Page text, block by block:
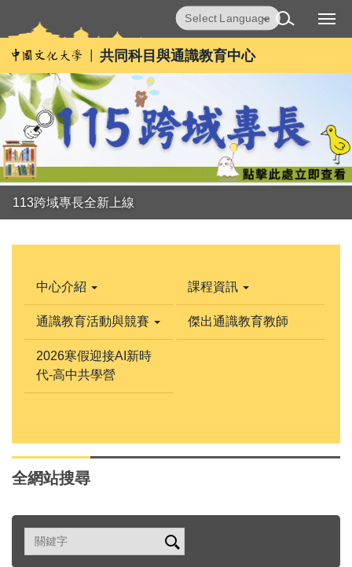
到
主
內
容
共同科目與通識教育中心
Translate
113跨域專長全新上線
中心介紹 課程資訊
通識教育活動與競賽 傑出通識教育教師
2026寒假迎接AI新時
代-高中共學營
全網站搜尋